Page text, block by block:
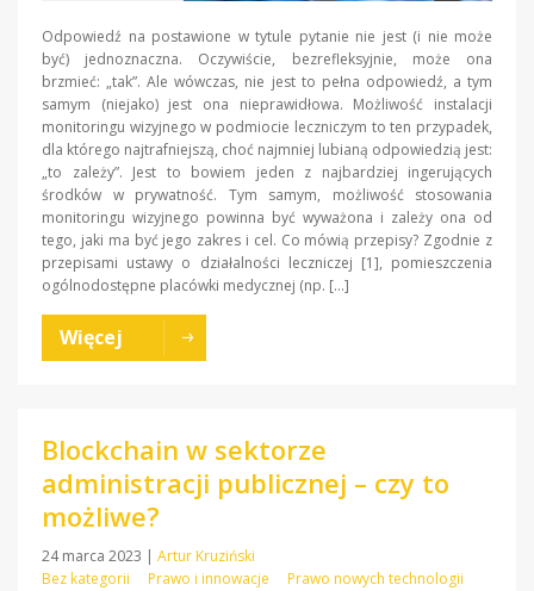
Odpowiedź na postawione w tytule pytanie nie jest (i nie może
być) jednoznaczna. Oczywiście, bezrefleksyjnie, może ona
brzmieć: „tak”. Ale wówczas, nie jest to pełna odpowiedź, a tym
samym (niejako) jest ona nieprawidłowa. Możliwość instalacji
monitoringu wizyjnego w podmiocie leczniczym to ten przypadek,
dla którego najtrafniejszą, choć najmniej lubianą odpowiedzią jest:
„to zależy”. Jest to bowiem jeden z najbardziej ingerujących
środków w prywatność. Tym samym, możliwość stosowania
monitoringu wizyjnego powinna być wyważona i zależy ona od
tego, jaki ma być jego zakres i cel. Co mówią przepisy? Zgodnie z
przepisami ustawy o działalności leczniczej [1], pomieszczenia
ogólnodostępne placówki medycznej (np. […]
Więcej
Blockchain w sektorze
administracji publicznej – czy to
możliwe?
24 marca 2023 | Artur Kruziński
Bez kategorii
Prawo i innowacje Prawo nowych technologii